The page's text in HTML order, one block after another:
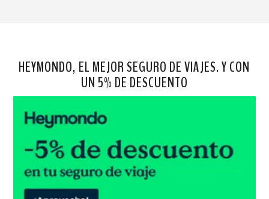
HEYMONDO, EL MEJOR SEGURO DE VIAJES. Y CON
UN 5% DE DESCUENTO